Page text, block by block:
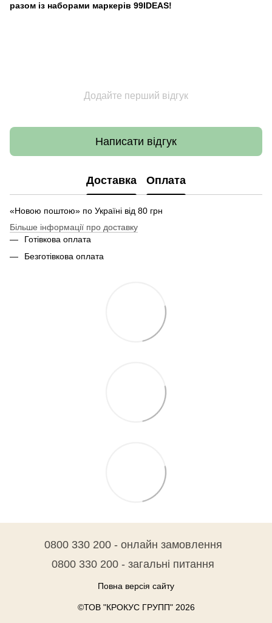
разом із наборами маркерів 99IDEAS!
Додайте перший відгук
Написати відгук
Доставка Оплата
«Новою поштою» по Україні від 80 грн
Більше інформації про доставку
Готівкова оплата
Безготівкова оплата
0800 330 200 - онлайн замовлення
0800 330 200 - загальні питання
Повна версія сайту
©ТОВ "КРОКУС ГРУПП" 2026